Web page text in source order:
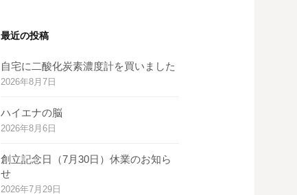
最近の投稿
自宅に二酸化炭素濃度計を買いました
2026年8月7日
ハイエナの脳
2026年8月6日
創立記念日（7月30日）休業のお知ら
せ
2026年7月29日